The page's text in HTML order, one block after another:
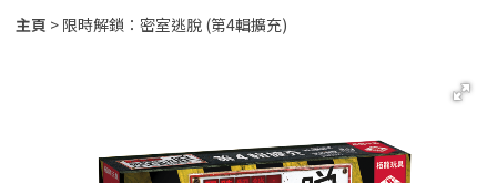
主頁 限時解鎖：密室逃脫 (第4輯擴充)